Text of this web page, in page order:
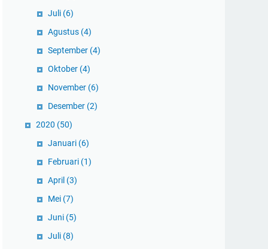
Juli (6)
Agustus (4)
September (4)
Oktober (4)
November (6)
Desember (2)
2020 (50)
Januari (6)
Februari (1)
April (3)
Mei (7)
Juni (5)
Juli (8)